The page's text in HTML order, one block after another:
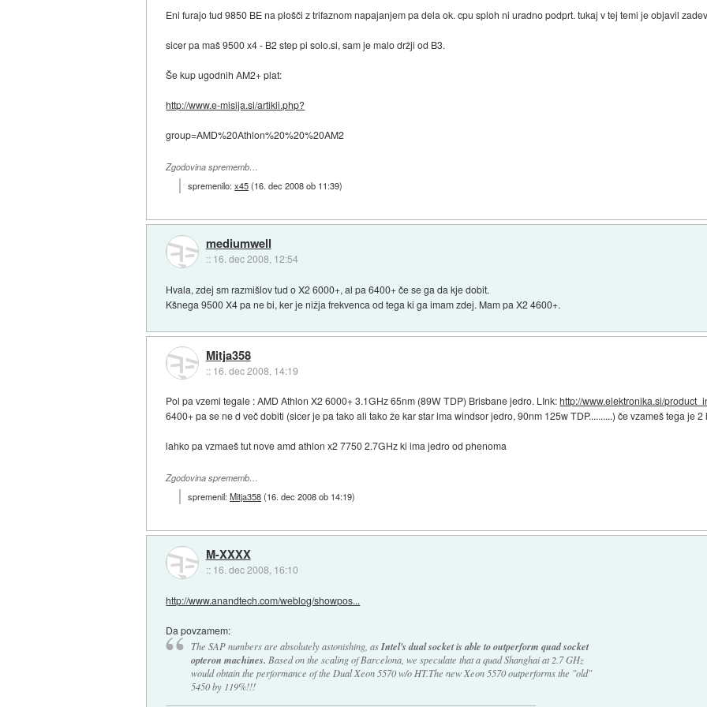
Eni furajo tud 9850 BE na plošči z trifaznom napajanjem pa dela ok. cpu sploh ni uradno podprt. tukaj v tej temi je objavil
sicer pa maš 9500 x4 - B2 step pi solo.si, sam je malo držji od B3.
Še kup ugodnih AM2+ plat:
http://www.e-misija.si/artikli.php?
group=AMD%20Athlon%20%20%20AM2
Zgodovina sprememb…
spremenilo:x45(16. dec 2008 ob 11:39)
mediumwell
:: 16. dec 2008, 12:54
Hvala, zdej sm razmišlov tud o X2 6000+, al pa 6400+ če se ga da kje dobit.
Kšnega 9500 X4 pa ne bi, ker je nižja frekvenca od tega ki ga imam zdej. Mam pa X2 4600+.
Mitja358
:: 16. dec 2008, 14:19
Pol pa vzemi tegale : AMD Athlon X2 6000+ 3.1GHz 65nm (89W TDP) Brisbane jedro. LInk:http://www.elektronika.si/
6400+ pa se ne d več dobiti (sicer je pa tako ali tako že kar star ima windsor jedro, 90nm 125w TDP..........) če vzameš tega je 2
lahko pa vzmaeš tut nove amd athlon x2 7750 2.7GHz ki ima jedro od phenoma
Zgodovina sprememb…
spremenil:Mitja358(16. dec 2008 ob 14:19)
M-XXXX
:: 16. dec 2008, 16:10
http://www.anandtech.com/weblog/showpos...
Da povzamem:
The SAP numbers are absolutely astonishing, asIntel's dual socket is able to outperform quad socket
opteron machines. Based on the scaling of Barcelona, we speculate that a quad Shanghai at 2.7 GHz
would obtain the performance of the Dual Xeon 5570 w/o HT.The new Xeon 5570 outperforms the "old"
5450 by 119%!!!